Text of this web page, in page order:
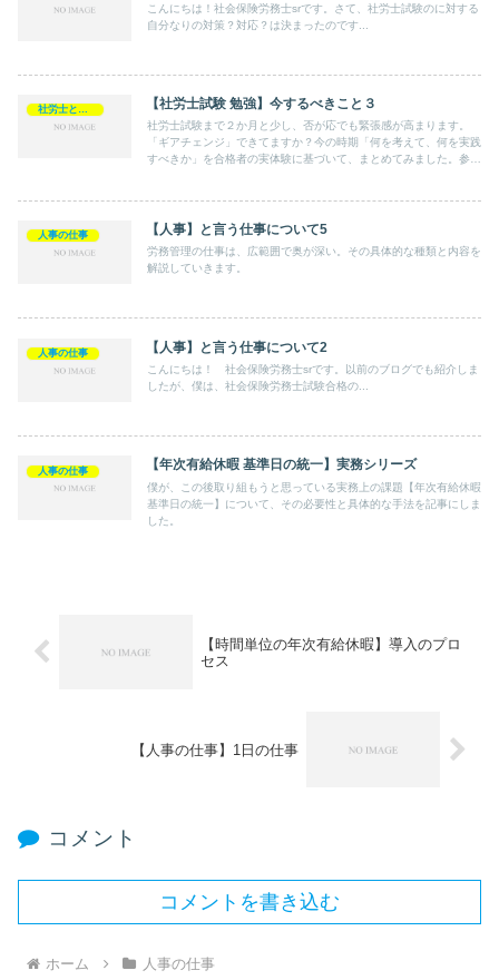
こんにちは！社会保険労務士srです。さて、社労士試験のに対する
自分なりの対策？対応？は決まったのです...
社労士として 【社労士試験 勉強】今するべきこと３
社労士試験まで２か月と少し、否が応でも緊張感が高まります。
「ギアチェンジ」できてますか？今の時期「何を考えて、何を実践
すべきか」を合格者の実体験に基づいて、まとめてみました。参考
人事の仕事 【人事】と言う仕事について5
労務管理の仕事は、広範囲で奥が深い。その具体的な種類と内容を
解説していきます。
人事の仕事 【人事】と言う仕事について2
こんにちは！ 社会保険労務士srです。以前のブログでも紹介しま
したが、僕は、社会保険労務士試験合格の...
人事の仕事 【年次有給休暇 基準日の統一】実務シリーズ
僕が、この後取り組もうと思っている実務上の課題【年次有給休暇
基準日の統一】について、その必要性と具体的な手法を記事にしま
した。
【時間単位の年次有給休暇】導入のプロ
セス
【人事の仕事】1日の仕事
コメント
コメントを書き込む
ホーム 人事の仕事